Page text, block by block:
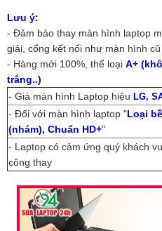
Lưu ý:
- Đảm bảo thay màn hình laptop
giải, cổng kết nối như màn hình
- Hàng mới 100%, thể loại A+
trắng..)
- Giá màn hình Laptop hiệu LG,
- Đối với màn hình laptop "Loại
(nhám), Chuẩn HD+"
- Laptop có cảm ứng quý khách
công thay